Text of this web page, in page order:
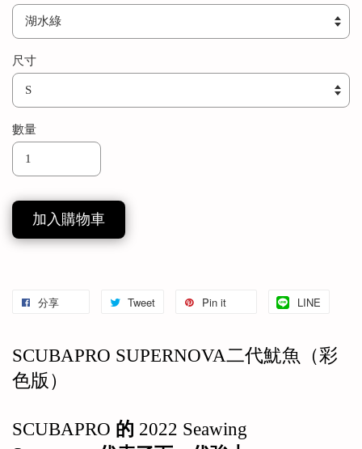
尺寸
數量
加入購物車
分享 Tweet Pin it LINE
SCUBAPRO SUPERNOVA二代魷魚（彩
色版）
SCUBAPRO 的 2022 Seawing